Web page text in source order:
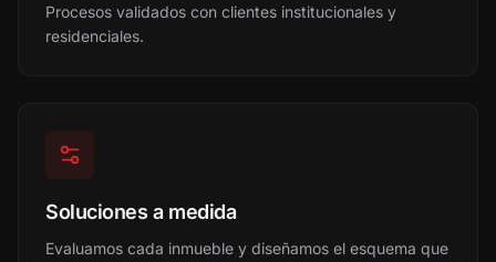
Procesos validados con clientes institucionales y
residenciales.
Soluciones a medida
Evaluamos cada inmueble y diseñamos el esquema que